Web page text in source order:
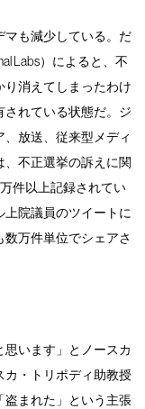
マも減少している。だ
Labs）によると、不
消えてしまったわけ
れている状態だ。ジ
放送、従来型メディ
不正選挙の訴えに関
件以上記録されてい
院議員のツイートに
万件単位でシェアさ
思います」とノースカ
カ・トリポディ助教授
盗まれた」という主張